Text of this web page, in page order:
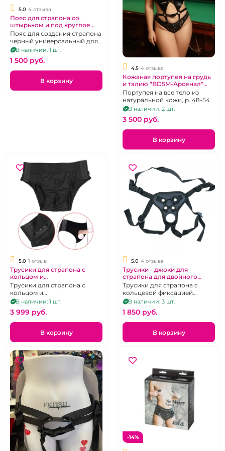
5.0 4 отзыва
Пояс для страпона со
штырьком и под круглое
основание "Strap-on"
универсальный черный
Пояс для создания страпона
черный универсальный для
всех типов насадок
В наличии: 1 шт.
1 500 pуб.
В корзину
4.5 4 отзыва
Кожаная портупея на грудь
и талию "BDSM-Арсенал"
черная
Портупея на все тело из
натуральной кожи, р. 48-54
В наличии: 2 шт.
3 500 pуб.
В корзину
5.0 1 отзыв
Трусики для страпона с
кольцом и
дополнительными
крючками
Трусики для страпона с
кольцом и
дополнительными крючками
для двойного
проникновения
В наличии: 1 шт.
3 999 pуб.
В корзину
5.0 4 отзыва
Трусики - джоки для
страпона для двойного
проникновения
Трусики для страпона с
кольцевой фиксацией
насадки и дополнительным
отверстием для члена.
В наличии: 3 шт.
1 850 pуб.
В корзину
-14%